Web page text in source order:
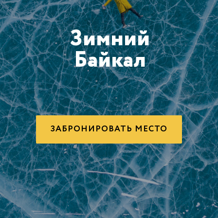
Зимний
Байкал
ЗАБРОНИРОВАТЬ МЕСТО